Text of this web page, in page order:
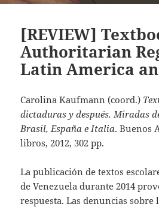
[REVIEW]
Authoritarian
Latin America
Carolina Kaufmann (coord.)
dictaduras y después. Miradas
Brasil, España e Italia. Buenos
libros, 2012, 302 pp.
La publicación de textos
de Venezuela durante 2014
respuesta. Las denuncias sobre